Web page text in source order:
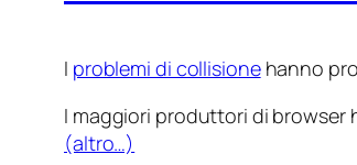
I problemi di collisionehanno
I maggiori produttori di browser
(altro…)